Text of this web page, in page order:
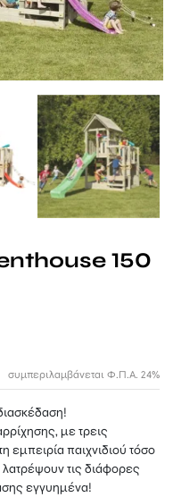
ΕΝΟΙΚΙΑΣΗ
ΧΩΡΙΑ
150
συμπεριλαμβάνεται Φ.Π.Α. 24%
με τρεις
εμπειρία παιχνιδιού τόσο
λατρέψουν τις διάφορες
εγγυημένα!